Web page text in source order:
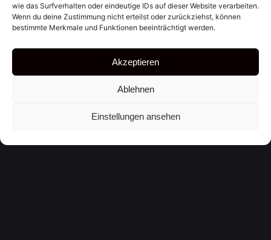
wie das Surfverhalten oder eindeutige IDs auf dieser Website verarbeiten.
Wenn du deine Zustimmung nicht erteilst oder zurückziehst, können
bestimmte Merkmale und Funktionen beeinträchtigt werden.
Akzeptieren
Ablehnen
Einstellungen ansehen
Name*
E-Mail-Adresse